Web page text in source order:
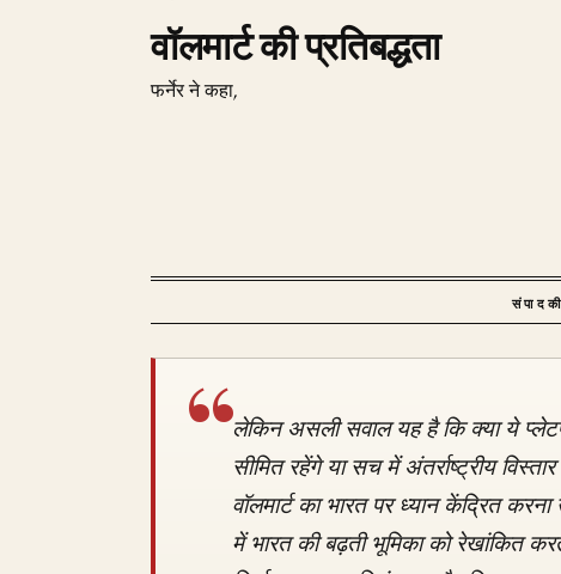
वॉलमार्ट की प्रतिबद्धता
फर्नेर ने कहा,
लेकिन असली सवाल यह है कि क्या ये
सीमित रहेंगे या सच में अंतर्राष्ट्रीय
वॉलमार्ट का भारत पर ध्यान केंद्रित
में भारत की बढ़ती भूमिका को रेखांकित